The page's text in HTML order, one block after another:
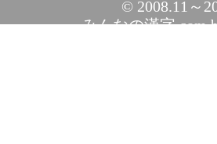
© 2008.11～
みんなの漢字.com